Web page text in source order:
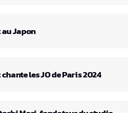
Japon
les JO de Paris 2024